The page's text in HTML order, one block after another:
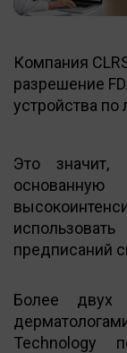
Компания
разрешение
устройства по
Это значит,
предписаний
Более двух
Technology